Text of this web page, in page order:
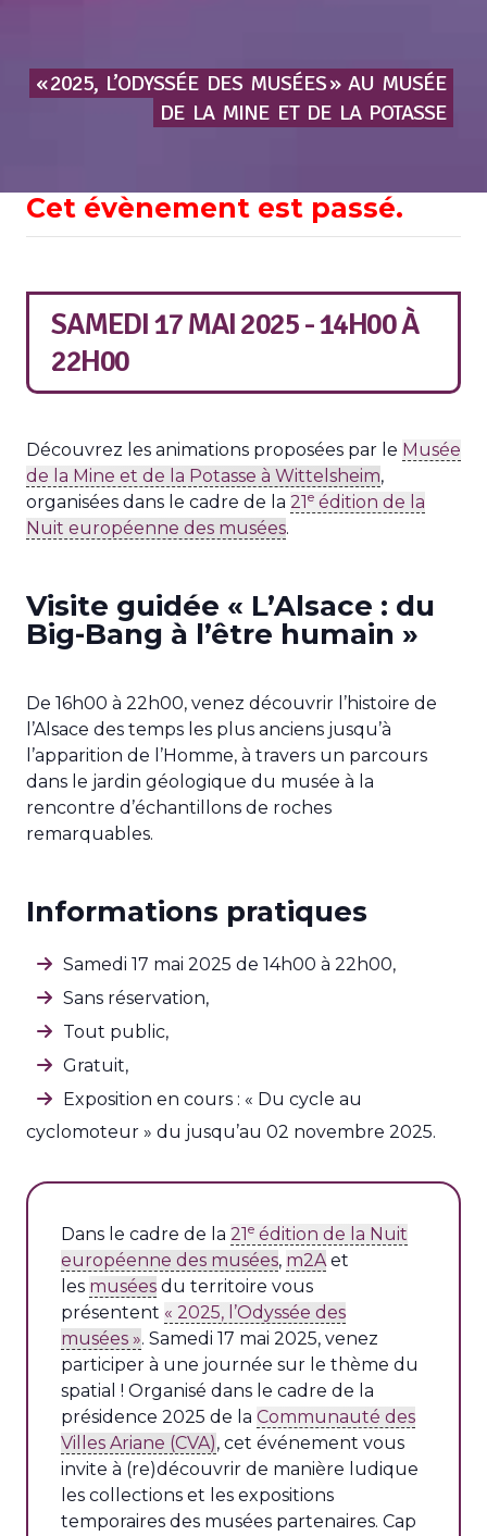
« 2025, L’ODYSSÉE DES MUSÉES » AU MUSÉE
DE LA MINE ET DE LA POTASSE
Cet évènement est passé.
SAMEDI 17 MAI 2025 - 14H00À
22H00
Découvrez les animations proposées par le Musée
de la Mine et de la Potasse à Wittelsheim,
organisées dans le cadre de la 21e édition de la
Nuit européenne des musées.
Visite guidée « L’Alsace : du
Big-Bang à l’être humain »
De 16h00 à 22h00, venez découvrir l’histoire de
l’Alsace des temps les plus anciens jusqu’à
l’apparition de l’Homme, à travers un parcours
dans le jardin géologique du musée à la
rencontre d’échantillons de roches
remarquables.
Informations pratiques
Samedi 17 mai 2025 de 14h00 à 22h00,
Sans réservation,
Tout public,
Gratuit,
Exposition en cours : « Du cycle au
cyclomoteur » du jusqu’au 02 novembre 2025.
Dans le cadre de la 21e édition de la Nuit
européenne des musées, m2Aet
les musées du territoire vous
présentent « 2025, l’Odyssée des
musées ». Samedi 17 mai 2025, venez
participer à une journée sur le thème du
spatial ! Organisé dans le cadre de la
présidence 2025 de la Communauté des
Villes Ariane (CVA), cet événement vous
invite à (re)découvrir de manière ludique
les collections et les expositions
temporaires des musées partenaires. Cap